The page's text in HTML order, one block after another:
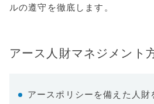
ルの遵守を徹底します。
アース人財マネジメント
アースポリシーを備えた人財